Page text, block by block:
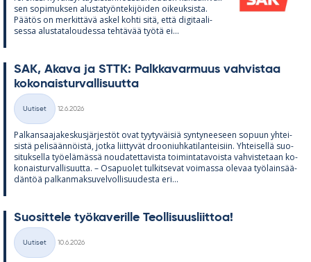
sen so­pi­muk­sen alus­ta­työn­te­ki­jöi­den oi­keuk­sista.
Pää­tös on mer­kit­tävä as­kel kohti sitä, että di­gi­taa­li­
sessa alus­ta­ta­lou­dessa teh­tä­vää työtä ei...
SAK, Akava ja STTK: Palk­ka­var­muus vah­vis­taa
ko­ko­nais­tur­val­li­suutta
Kategoriat
Uutiset
12.6.2026
Pal­kan­saa­ja­kes­kus­jär­jes­töt ovat tyy­ty­väi­siä syn­ty­nee­seen so­puun yh­tei­
sistä pe­li­sään­nöistä, jotka liit­ty­vät droo­niuh­ka­ti­lan­tei­siin. Yh­tei­sellä suo­
si­tuk­sella työ­elä­mässä nou­da­tet­ta­vista toi­min­ta­ta­voista vah­vis­te­taan ko­
ko­nais­tur­val­li­suutta. – Os­a­puo­let tul­kit­se­vat voi­massa ole­vaa työ­lain­sää­
dän­töä pal­kan­mak­su­vel­vol­li­suu­desta eri...
Suo­sit­tele työ­ka­ve­rille Teol­li­suus­liit­toa!
Kategoriat
Uutiset
10.6.2026